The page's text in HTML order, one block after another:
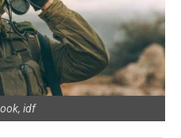
idf